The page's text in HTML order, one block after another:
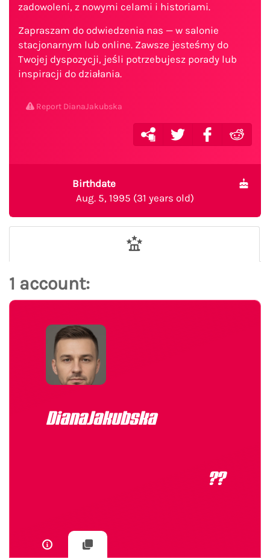
zadowoleni, z nowymi celami i historiami.
Zapraszam do odwiedzenia nas — w salonie
stacjonarnym lub online. Zawsze jesteśmy do
Twojej dyspozycji, jeśli potrzebujesz porady lub
inspiracji do działania.
Report DianaJakubska
Birthdate
Aug. 5, 1995 (31 years old)
1 account:
DianaJakubska
??